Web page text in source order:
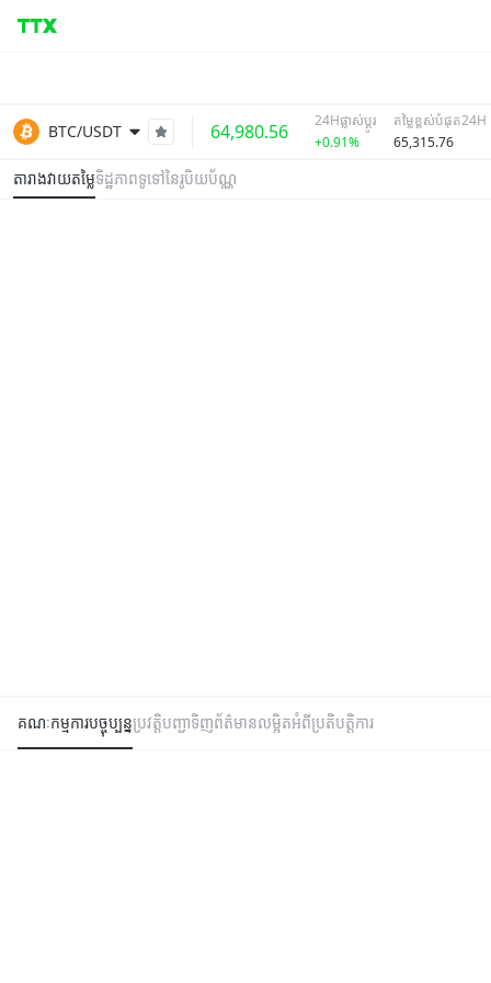
BTC/USDT 64,980.56
24Hផ្លាស់ប្តូរ
+0.91%
តម្លៃខ្ពស់បំផុត24H
65,315.76
តារាងវាយតម្លៃទិដ្ឋភាពទូទៅនៃរូបិយប័ណ្ណ
គណៈកម្មការបច្ចុប្បន្នប្រវត្តិបញ្ជាទិញព័ត៌មានលម្អិតអំពីប្រតិបត្តិការ